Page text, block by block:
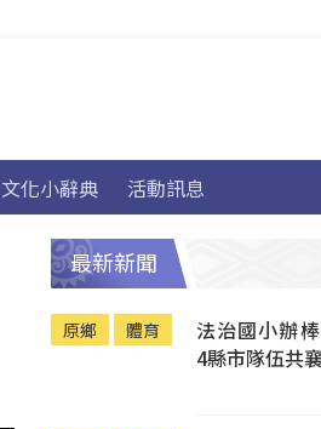
文化小辭典 活動訊息
最新新聞
原鄉 體育
法治國小辦
4縣市隊伍共